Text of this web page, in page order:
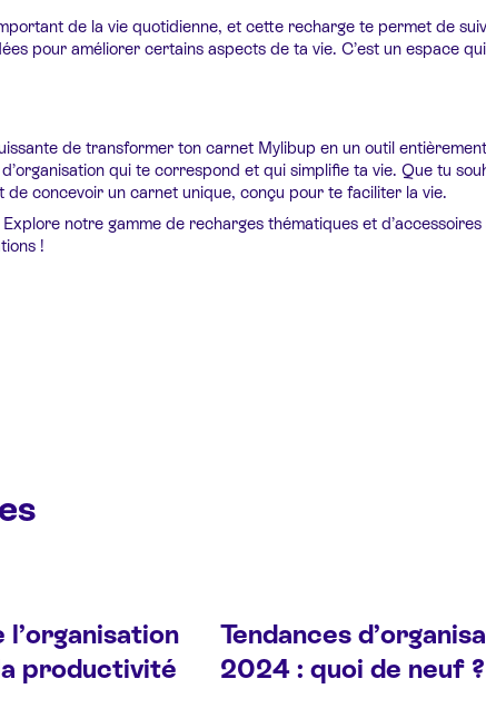
de la vie quotidienne, et cette recharge te permet de
pour améliorer certains aspects de ta vie. C’est un espace
de transformer ton carnet Mylibup en un outil
qui te correspond et qui simplifie ta vie. Que tu
concevoir un carnet unique, conçu pour te faciliter la vie.
notre gamme de recharges thématiques et
!
l’organisation
productivité
Tendances
2024 : quoi de neuf ?